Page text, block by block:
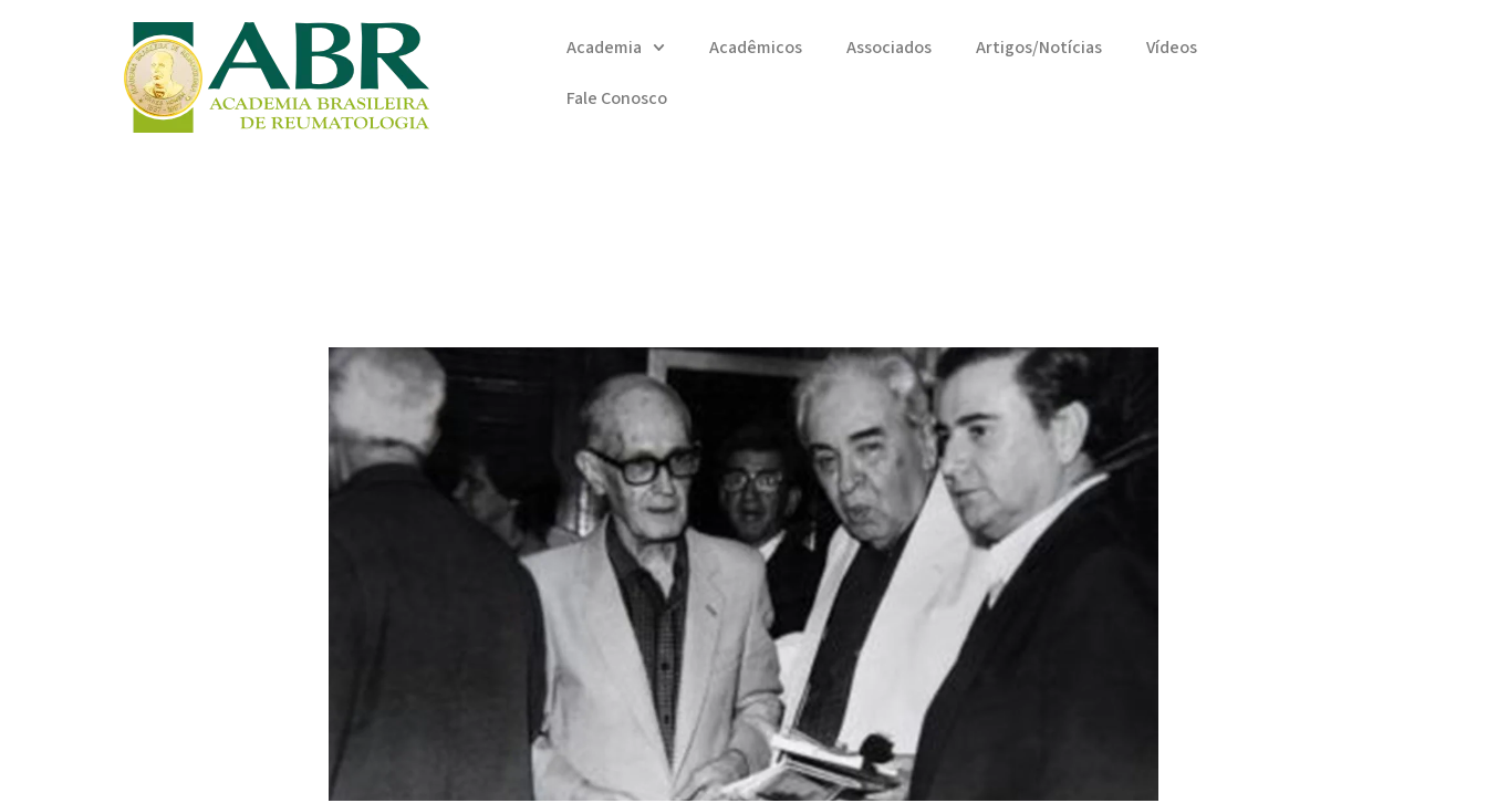
Academia Acadêmicos Associados Artigos/Notícias Vídeos
Fale Conosco